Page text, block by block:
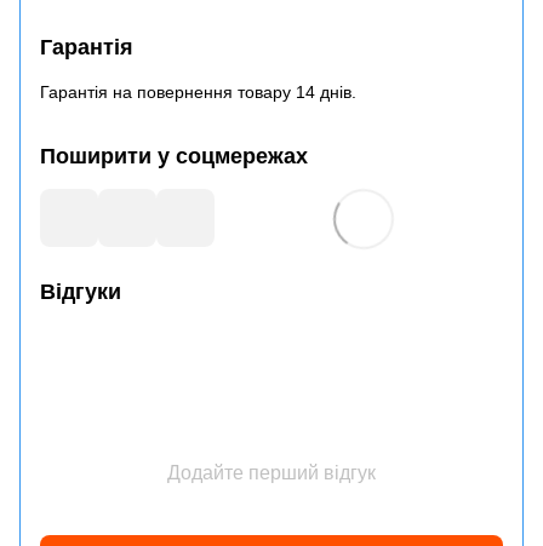
Гарантія
Гарантія на повернення товару 14 днів.
Поширити у соцмережах
Відгуки
Додайте перший відгук